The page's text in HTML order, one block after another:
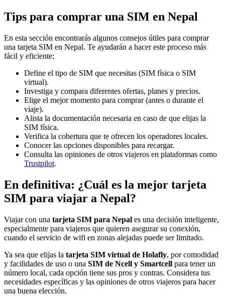
Tips para comprar una SIM en Nepal
En esta sección encontrarás algunos consejos útiles para comprar
una tarjeta SIM en Nepal. Te ayudarán a hacer este proceso más
fácil y eficiente:
Define el tipo de SIM que necesitas (SIM física o SIM
virtual).
Investiga y compara diferentes ofertas, planes y precios.
Elige el mejor momento para comprar (antes o durante el
viaje).
Alista la documentación necesaria en caso de que elijas la
SIM física.
Verifica la cobertura que te ofrecen los operadores locales.
Conocer las opciones disponibles para recargar.
Consulta las opiniones de otros viajeros en plataformas como
Trustpilot.
En definitiva: ¿Cuál es la mejor tarjeta
SIM para viajar a Nepal?
Viajar con una tarjeta SIM para Nepal es una decisión inteligente,
especialmente para viajeros que quieren asegurar su conexión,
cuando el servicio de wifi en zonas alejadas puede ser limitado.
Ya sea que elijas la tarjeta SIM virtual de Holafly, por comodidad
y facilidades de uso o una SIM de Ncell y Smartcell para tener un
número local, cada opción tiene sus pros y contras. Considera tus
necesidades específicas y las opiniones de otros viajeros para hacer
una buena elección.